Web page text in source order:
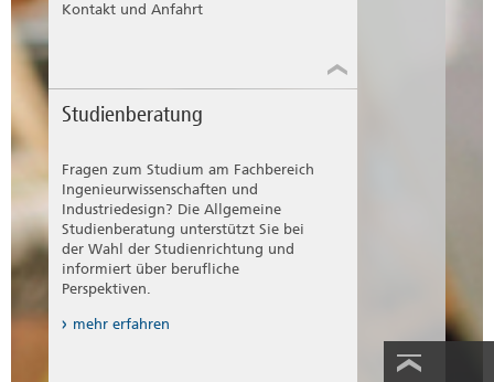
Kontakt und Anfahrt
Studienberatung
Fragen zum Studium am Fachbereich
Ingenieurwissenschaften und
Industriedesign? Die Allgemeine
Studienberatung unterstützt Sie bei
der Wahl der Studienrichtung und
informiert über berufliche
Perspektiven.
mehr erfahren